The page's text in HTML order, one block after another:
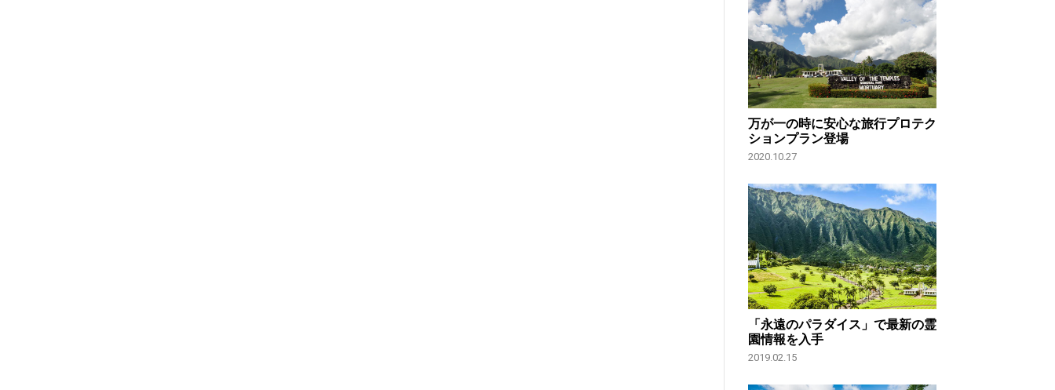
万が一の時に安心な旅行プロテク
ションプラン登場
2020.10.27
「永遠のパラダイス」で最新の霊
園情報を入手
2019.02.15